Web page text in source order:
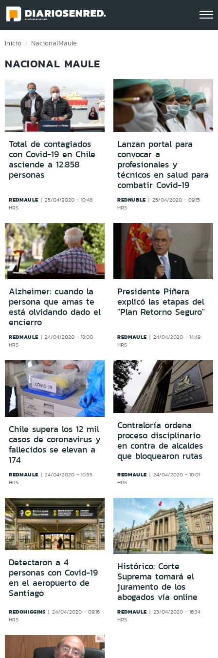
Click acá para ir directamente al contenido
Inicio NacionalMaule
NACIONAL MAULE
Total de contagiados
con Covid-19 en Chile
asciende a 12.858
personas
REDMAULE
25/04/2020 - 10:48
HRS
Lanzan portal para
convocar a
profesionales y
técnicos en salud para
combatir Covid-19
REDNUBLE
25/04/2020 - 09:15
HRS
Alzheimer: cuando la
persona que amas te
está olvidando dado el
encierro
REDMAULE
24/04/2020 - 18:00
HRS
Presidente Piñera
explicó las etapas del
"Plan Retorno Seguro"
REDMAULE
24/04/2020 - 14:49
HRS
Chile supera los 12 mil
casos de coronavirus y
fallecidos se elevan a
174
REDMAULE
24/04/2020 - 10:55
HRS
Contraloría ordena
proceso disciplinario
en contra de alcaldes
que bloquearon rutas
REDMAULE
24/04/2020 - 10:01
HRS
Detectaron a 4
personas con Covid-19
en el aeropuerto de
Santiago
REDOHIGGINS
24/04/2020 - 09:16
HRS
Histórico: Corte
Suprema tomará el
juramento de los
abogados vía online
REDMAULE
23/04/2020 - 16:34
HRS